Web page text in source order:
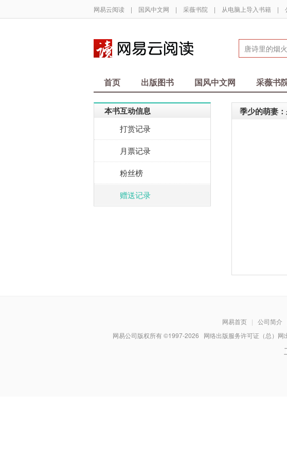
网易云阅读 | 国风中文网 | 采薇书院 | 从电脑上导入书籍 |
首页 出版图书 国风中文网 采薇书
本书互动信息
打赏记录
月票记录
粉丝榜
赠送记录
季少的萌妻
网易首页 | 公司简介
网易公司版权所有 ©1997-2026 网络出版服务许可证（总）